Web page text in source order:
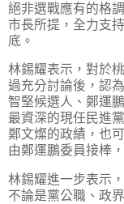
絕非選戰應有的格
市長所提，全力支
底。
林錫耀表示，對於
過充分討論後，認
智堅候選人、鄭運
最資深的現任民進
鄭文燦的政績，也
由鄭運鵬委員接棒
林錫耀進一步表示
不論是黨公職、政